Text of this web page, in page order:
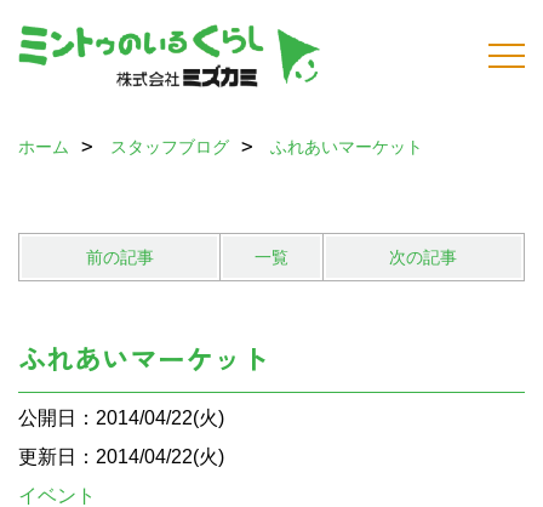
ホーム スタッフブログ ふれあいマーケット
前の記事 一覧 次の記事
ふれあいマーケット
公開日：2014/04/22(火)
更新日：2014/04/22(火)
イベント